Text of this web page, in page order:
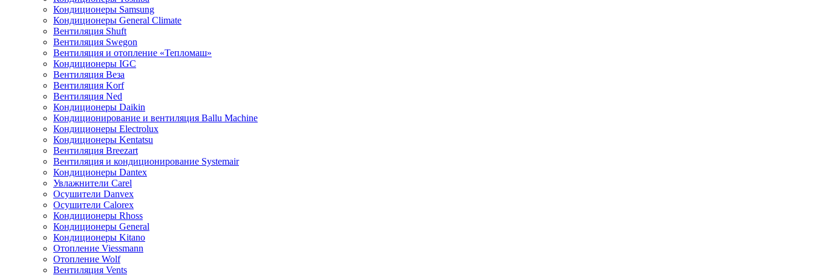
Кондиционеры Samsung
Кондиционеры General Climate
Вентиляция Shuft
Вентиляция Swegon
Вентиляция и отопление «Тепломаш»
Кондиционеры IGC
Вентиляция Веза
Вентиляция Korf
Вентиляция Ned
Кондиционеры Daikin
Кондиционирование и вентиляция Ballu Machine
Кондиционеры Electrolux
Кондиционеры Kentatsu
Вентиляция Breezart
Вентиляция и кондиционирование Systemair
Кондиционеры Dantex
Увлажнители Carel
Осушители Danvex
Осушители Calorex
Кондиционеры Rhoss
Кондиционеры General
Кондиционеры Kitano
Отопление Viessmann
Отопление Wolf
Вентиляция Vents